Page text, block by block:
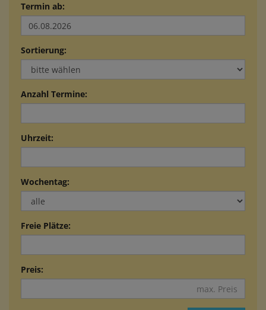
Termin ab:
Sortierung:
Anzahl Termine:
Uhrzeit:
Wochentag:
Freie Plätze:
Preis: